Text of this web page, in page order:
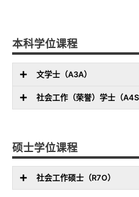
本科学位课程
文学士（A3A）
社会工作（荣誉）学士（A4S
硕士学位课程
社会工作硕士（R7O）